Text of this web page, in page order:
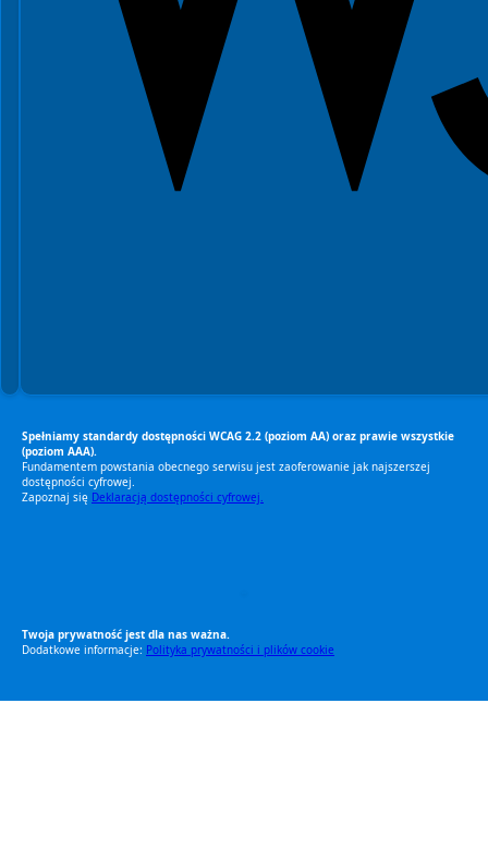
Spełniamy standardy dostępności WCAG 2.2 (poziom AA) oraz prawie wszystkie
(poziom AAA).
Fundamentem powstania obecnego serwisu jest zaoferowanie jak najszerszej
dostępności cyfrowej.
Zapoznaj się Deklaracją dostępności cyfrowej.
Twoja prywatność jest dla nas ważna.
Dodatkowe informacje: Polityka prywatności i plików cookie